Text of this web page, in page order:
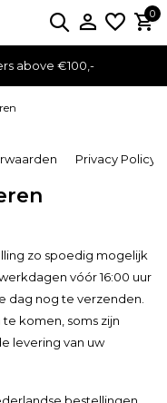
0
above €100,-
Privacy Policy
zo spoedig mogelijk
vóór 16:00 uur
dag nog te verzenden.
komen, soms zijn
levering van uw